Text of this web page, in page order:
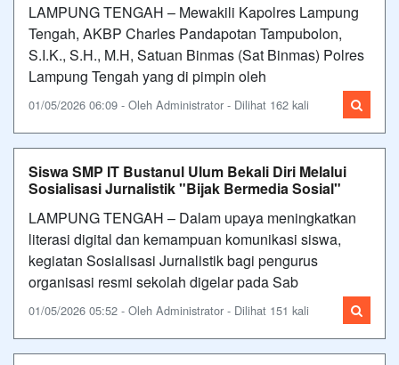
LAMPUNG TENGAH – Mewakili Kapolres Lampung
Tengah, AKBP Charles Pandapotan Tampubolon,
S.I.K., S.H., M.H, Satuan Binmas (Sat Binmas) Polres
Lampung Tengah yang di pimpin oleh
01/05/2026 06:09 - Oleh Administrator - Dilihat 162 kali
Siswa SMP IT Bustanul Ulum Bekali Diri Melalui
Sosialisasi Jurnalistik "Bijak Bermedia Sosial"
LAMPUNG TENGAH – Dalam upaya meningkatkan
literasi digital dan kemampuan komunikasi siswa,
kegiatan Sosialisasi Jurnalistik bagi pengurus
organisasi resmi sekolah digelar pada Sab
01/05/2026 05:52 - Oleh Administrator - Dilihat 151 kali